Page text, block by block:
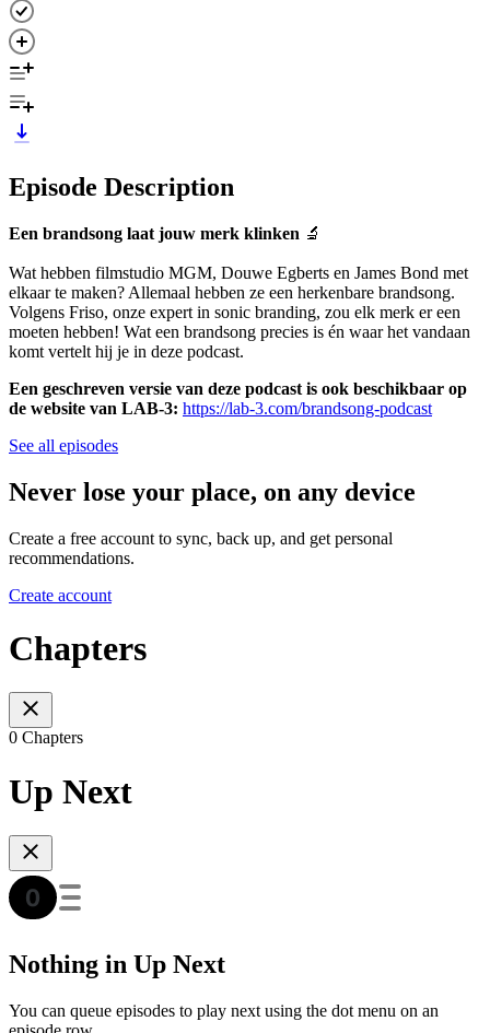
Episode Description
Een brandsong laat jouw merk klinken 🔬
Wat hebben filmstudio MGM, Douwe Egberts en James Bond met
elkaar te maken? Allemaal hebben ze een herkenbare brandsong.
Volgens Friso, onze expert in sonic branding, zou elk merk er een
moeten hebben! Wat een brandsong precies is én waar het vandaan
komt vertelt hij je in deze podcast.
Een geschreven versie van deze podcast is ook beschikbaar op
de website van LAB-3: https://lab-3.com/brandsong-podcast
See all episodes
Never lose your place, on any device
Create a free account to sync, back up, and get personal
recommendations.
Create account
Chapters
0 Chapters
Up Next
Nothing in Up Next
You can queue episodes to play next using the dot menu on an